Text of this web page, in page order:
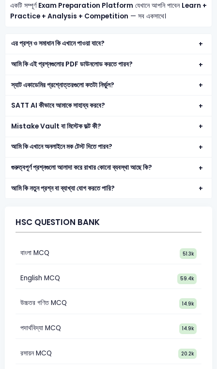
একটি সম্পূর্ণ Exam Preparation Platform যেখানে আপনি পাবেন Learn +
Practice + Analysis + Competition — সব একসাথে।
এর প্রশ্ন ও সমাধান কি এখানে পাওয়া যাবে?
আমি কি এই প্রশ্নগুলোর PDF ডাউনলোড করতে পারব?
স্যাট একাডেমির প্রশ্নোত্তরগুলো কতটা নির্ভুল?
SATT AI কীভাবে আমাকে সাহায্য করবে?
Mistake Vault বা মিস্টেক ভল্ট কী?
আমি কি এখানে অনলাইনে মক টেস্ট দিতে পারব?
গুরুত্বপূর্ণ প্রশ্নগুলো আলাদা করে রাখার কোনো ব্যবস্থা আছে কি?
আমি কি নতুন প্রশ্ন বা ব্যাখ্যা যোগ করতে পারি?
HSC QUESTION BANK
বাংলা MCQ 51.3k
English MCQ 59.4k
উচ্চতর গণিত MCQ 14.9k
পদার্থবিদ্যা MCQ 14.9k
রসায়ন MCQ 20.2k